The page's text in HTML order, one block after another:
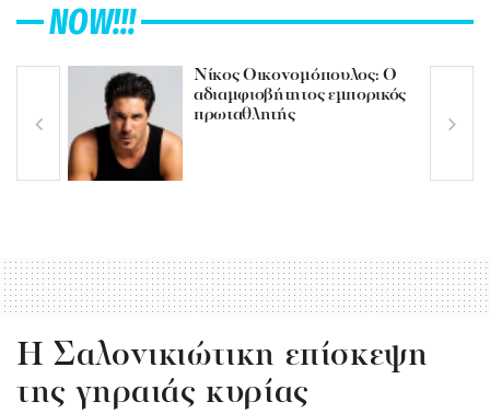
NOW!!!
Νίκος Οικονομόπουλος: Ο
αδιαμφισβήτητος εμπορικός
πρωταθλητής
Η Σαλονικιώτικη επίσκεψη
της γηραιάς κυρίας